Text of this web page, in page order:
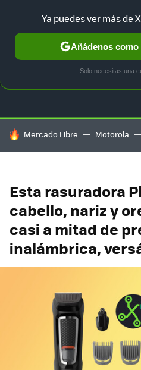
GUÍA DE COMPRAS
HOY SE HABLA DE
Mercado Libre Motorola
Esta rasuradora
cabello, nariz y
casi a mitad de
inalámbrica,
Ya puedes ver más de
Añádenos
Solo necesitas una